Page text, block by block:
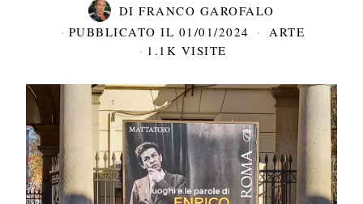
DIFRANCO GAROFALO
PUBBLICATO IL 01/01/2024
ARTE
1.1K VISITE